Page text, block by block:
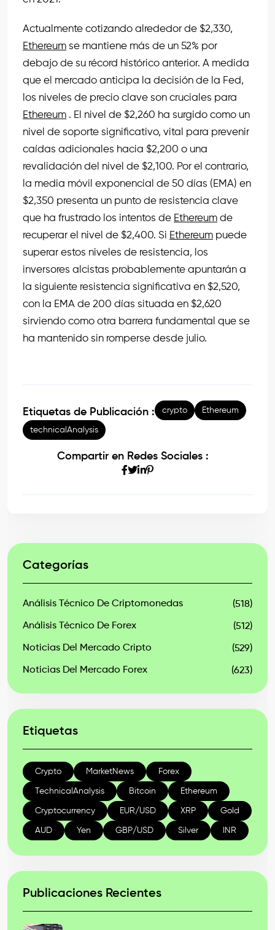
Actualmente cotizando alrededor de $2,330,
Ethereum se mantiene más de un 52% por
debajo de su récord histórico anterior. A medida
que el mercado anticipa la decisión de la Fed,
los niveles de precio clave son cruciales para
Ethereum . El nivel de $2,260 ha surgido como un
nivel de soporte significativo, vital para prevenir
caídas adicionales hacia $2,200 o una
revalidación del nivel de $2,100. Por el contrario,
la media móvil exponencial de 50 días (EMA) en
$2,350 presenta un punto de resistencia clave
que ha frustrado los intentos de Ethereum de
recuperar el nivel de $2,400. Si Ethereum puede
superar estos niveles de resistencia, los
inversores alcistas probablemente apuntarán a
la siguiente resistencia significativa en $2,520,
con la EMA de 200 días situada en $2,620
sirviendo como otra barrera fundamental que se
ha mantenido sin romperse desde julio.
Etiquetas de Publicación : crypto Ethereum
technicalAnalysis
Compartir en Redes Sociales :
Categorías
Análisis Técnico De Criptomonedas (518)
Análisis Técnico De Forex (512)
Noticias Del Mercado Cripto (529)
Noticias Del Mercado Forex (623)
Etiquetas
Crypto MarketNews Forex
TechnicalAnalysis Bitcoin Ethereum
Cryptocurrency EUR/USD XRP Gold
AUD Yen GBP/USD Silver INR
Publicaciones Recientes